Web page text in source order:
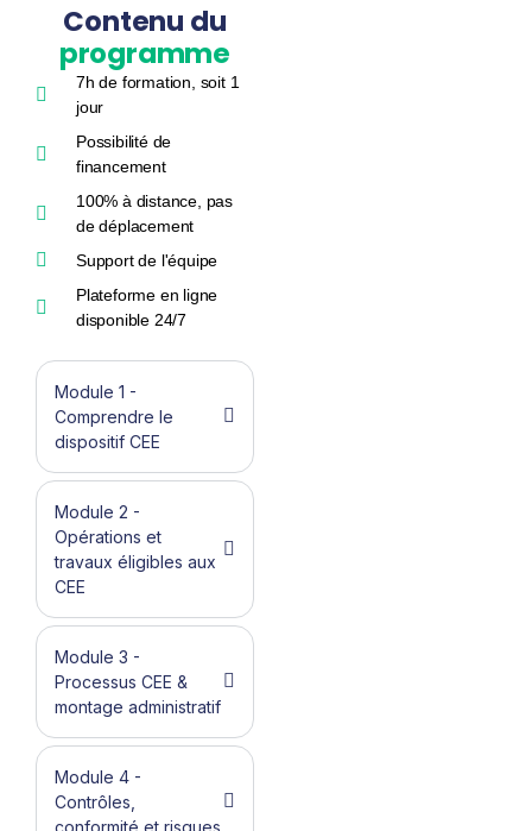
Contenu du
programme
7h de formation, soit 1
jour
Possibilité de
financement
100% à distance, pas
de déplacement
Support de l'équipe
Plateforme en ligne
disponible 24/7
Module 1 -
Comprendre le
dispositif CEE
Module 2 -
Opérations et
travaux éligibles aux
CEE
Module 3 -
Processus CEE &
montage administratif
Module 4 -
Contrôles,
conformité et risques